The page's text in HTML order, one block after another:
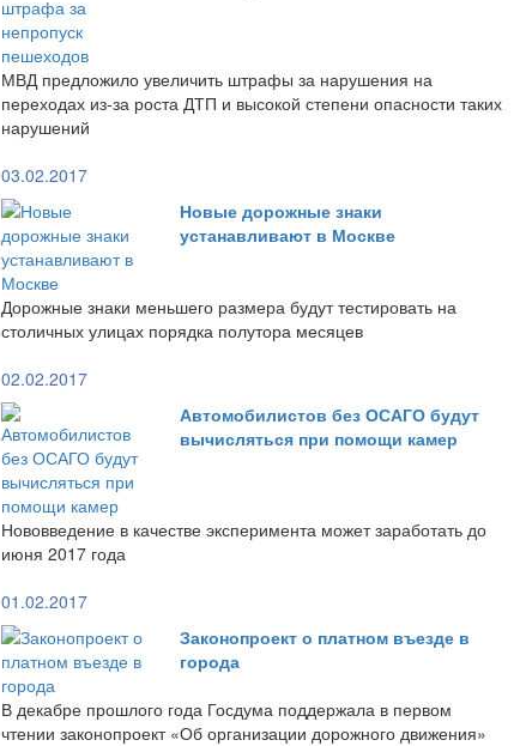
МВД предложило увеличить штрафы за нарушения на
переходах из-за роста ДТП и высокой степени опасности таких
нарушений
03.02.2017
Новые дорожные знаки
устанавливают в Москве
Дорожные знаки меньшего размера будут тестировать на
столичных улицах порядка полутора месяцев
02.02.2017
Автомобилистов без ОСАГО будут
вычисляться при помощи камер
Нововведение в качестве эксперимента может заработать до
июня 2017 года
01.02.2017
Законопроект о платном въезде в
города
В декабре прошлого года Госдума поддержала в первом
чтении законопроект «Об организации дорожного движения»